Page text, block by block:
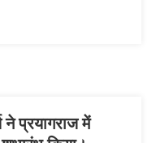
प्रयागराज में